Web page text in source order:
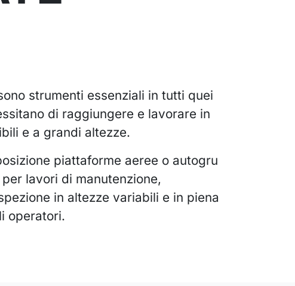
strumenti essenziali in tutti quei
di raggiungere e lavorare in
e a grandi altezze.
piattaforme aeree o autogru
lavori di manutenzione,
in altezze variabili e in piena
operatori.